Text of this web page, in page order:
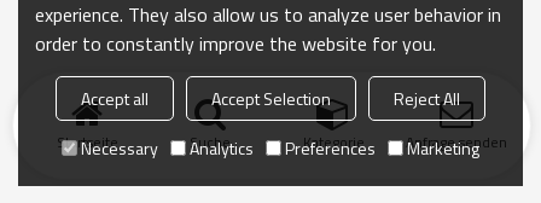
Startseite Suche Kategorie Anfrage senden
experience. They also allow us to analyze user behavior in
order to constantly improve the website for you.
Accept all Accept Selection
Reject All
Necessary
Analytics Preferences Marketing